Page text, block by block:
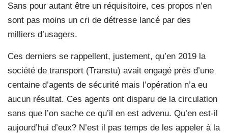
Sans pour autant être un réquisitoire, ces propos n’en
sont pas moins un cri de détresse lancé par des
milliers d’usagers.
Ces derniers se rappellent, justement, qu’en 2019 la
société de transport (Transtu) avait engagé près d’une
centaine d’agents de sécurité mais l’opération n’a eu
aucun résultat. Ces agents ont disparu de la circulation
sans que l’on sache ce qu’il en est advenu. Qu’en est-il
aujourd’hui d’eux? N’est il pas temps de les appeler à la